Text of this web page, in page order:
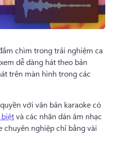
chìm trong trải nghiệm ca
dễ dàng hát theo bản
trên màn hình trong các
với văn bản karaoke có
và các nhãn dán âm nhạc
chuyên nghiệp chỉ bằng vài